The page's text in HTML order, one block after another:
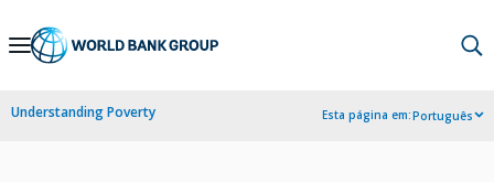
Skip
Navigation
Understanding Poverty Esta página em:Português